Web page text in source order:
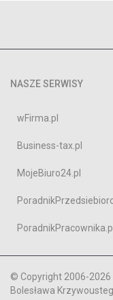
NASZE SERWISY
wFirma.pl
Business-tax.pl
MojeBiuro24.pl
PoradnikPracownika.pl
© Copyright 2006-2026
Bolesława